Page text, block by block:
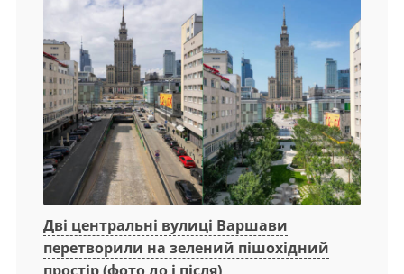
Дві центральні вулиці Варшави
перетворили на зелений пішохідний